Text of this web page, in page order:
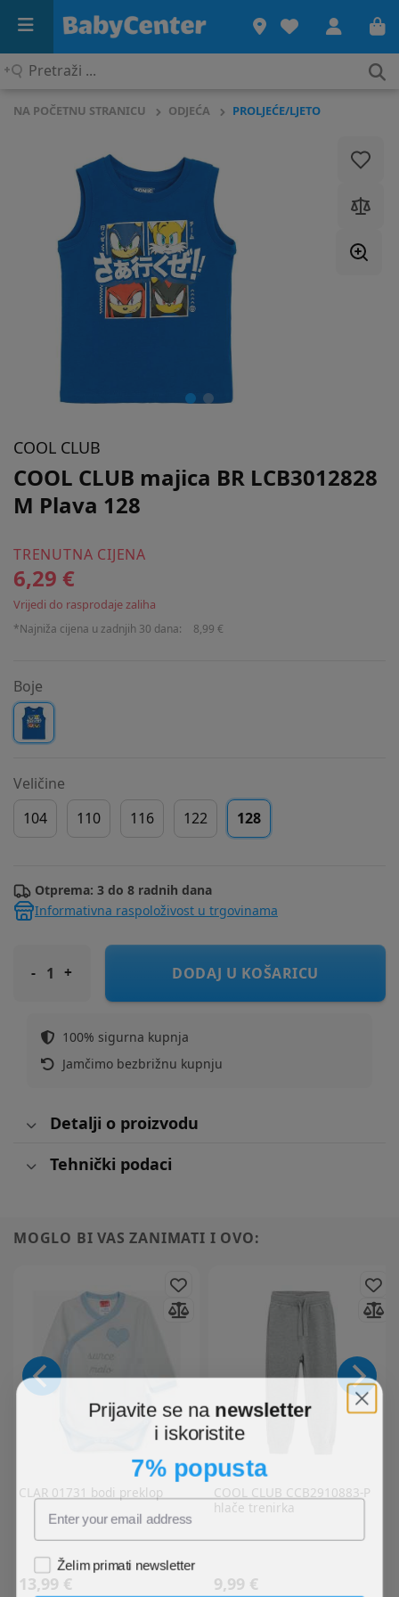
Pretraži
NA POČETNU STRANICU ODJEĆA PROLJEĆE/LJETO
COOL CLUB
COOL CLUB majica BR LCB3012828
M Plava 128
TRENUTNA CIJENA
6,29 €
Vrijedi do rasprodaje zaliha
*Najniža cijena u zadnjih 30 dana: 8,99 €
Boje
Veličine
104
110 116 122 128
Otprema: 3 do 8 radnih dana
Informativna raspoloživost u trgovinama
COOL CLUB majica BR LCB3012828 M Plava 128
DODAJ U KOŠARICU
100% sigurna kupnja
Jamčimo bezbrižnu kupnju
Detalji o proizvodu
Tehnički podaci
MOGLO BI VAS ZANIMATI I OVO:
CLAR01731 bodi preklop
13,99 €
COOL CLUB CCB2910883-P
hlače trenirka
9,99 €
Prijavite se na newsletter
i iskoristite
7% popusta
Želim primati newsletter